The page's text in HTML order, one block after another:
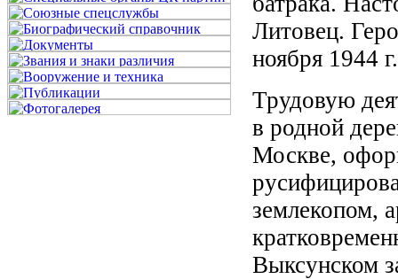
Литовец.
ноября 1944
Трудовую
в родной
Москве,
землекопом,
Выксунском